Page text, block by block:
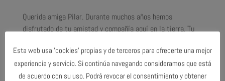
Querida amiga Pilar. Durante muchos años hemos
disfrutado de tu amistad y compañía aquí en la tierra. Tu
ilusión por hacer de este mundo un lugar más amable y
auténtico y la generosa entrega de tí misma a todos los...
Esta web usa 'cookies' propias y de terceros para ofrecerte una mejor
experiencia y servicio. Si continúa navegando consideramos que está
de acuerdo con su uso. Podrá revocar el consentimiento y obtener